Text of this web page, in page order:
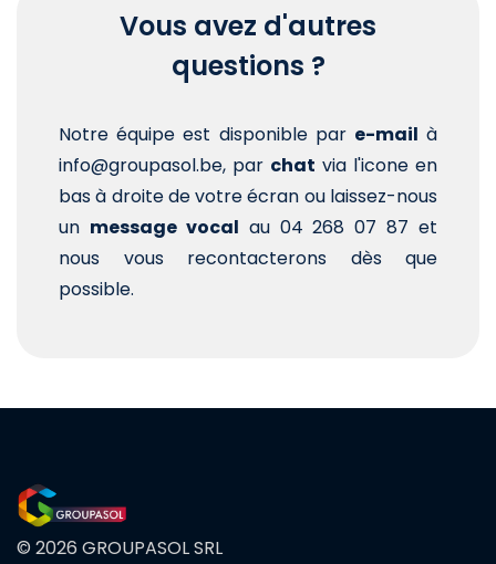
Vous avez d'autres
questions ?
Notre équipe est disponible par e-mail à
info@groupasol.be, par chat via l'icone en
bas à droite de votre écran ou laissez-nous
un message vocal au 04 268 07 87 et
nous vous recontacterons dès que
possible.
© 2026 GROUPASOL SRL